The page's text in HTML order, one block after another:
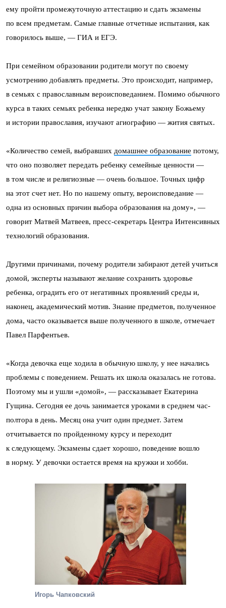
ему пройти промежуточную аттестацию и сдать экзамены
по всем предметам. Самые главные отчетные испытания, как
говорилось выше, — ГИА и ЕГЭ.
При семейном образовании родители могут по своему
усмотрению добавлять предметы. Это происходит, например,
в семьях с православным вероисповеданием. Помимо обычного
курса в таких семьях ребенка нередко учат закону Божьему
и истории православия, изучают агиографию — жития святых.
«Количество семей, выбравших домашнее образование потому,
что оно позволяет передать ребенку семейные ценности —
в том числе и религиозные — очень большое. Точных цифр
на этот счет нет. Но по нашему опыту, вероисповедание —
одна из основных причин выбора образования на дому», —
говорит Матвей Матвеев, пресс-секретарь Центра Интенсивных
технологий образования.
Другими причинами, почему родители забирают детей учиться
домой, эксперты называют желание сохранить здоровье
ребенка, оградить его от негативных проявлений среды и,
наконец, академический мотив. Знание предметов, полученное
дома, часто оказывается выше полученного в школе, отмечает
Павел Парфентьев.
«Когда девочка еще ходила в обычную школу, у нее начались
проблемы с поведением. Решать их школа оказалась не готова.
Поэтому мы и ушли «домой», — рассказывает Екатерина
Гущина. Сегодня ее дочь занимается уроками в среднем час-
полтора в день. Месяц она учит один предмет. Затем
отчитывается по пройденному курсу и переходит
к следующему. Экзамены сдает хорошо, поведение вошло
в норму. У девочки остается время на кружки и хобби.
Игорь Чапковский